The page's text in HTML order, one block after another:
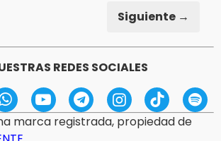
Siguiente →
REDES SOCIALES
marca registrada, propiedad de